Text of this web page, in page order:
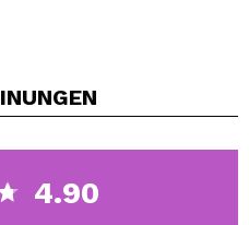
freien Ausdrucks mit
Looks mit dieser
mattem Finish, 6 mit
Töne.
4.90